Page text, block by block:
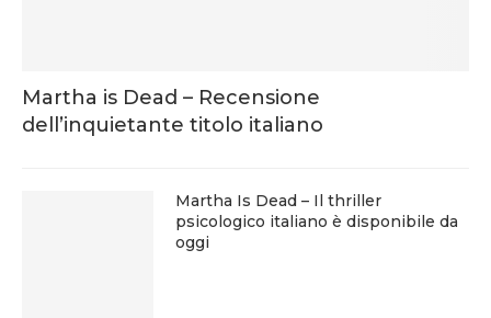
Martha is Dead – Recensione
dell’inquietante titolo italiano
Martha Is Dead – Il thriller
psicologico italiano è disponibile da
oggi